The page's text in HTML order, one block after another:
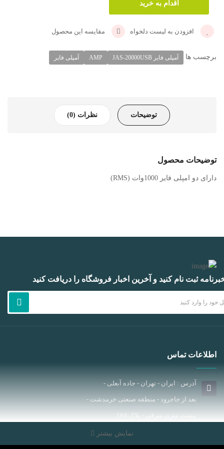
افزودن به لیست دلخواه مقایسه این محصول
برچسب ها آمپلی فایر JAS-20000USB AMP آمپلی فایر
توضیحات نظرات (0)
توضیحات محصول
دارای دو امپلی فایر 1000وات (RMS)
ثبت نام کنید و آخرین اخبار فروشگاه را دریافت کنید
اطلاعات تماس
آدرس : ایران - تهران - جاده آبعلی -
بعد از جاجرود - منطقه صنعتی خرمدشت -
بیست متری شرقی - پلاک 164
تلفن : 76215318 - 76215317 - 76212747
نمایش بیشتر